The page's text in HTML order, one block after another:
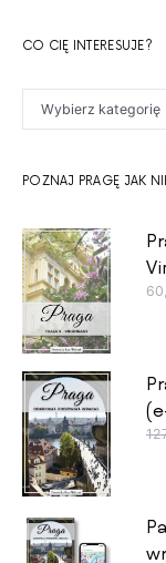
CO CIĘ INTERESUJE?
POZNAJ PRAGĘ JAK